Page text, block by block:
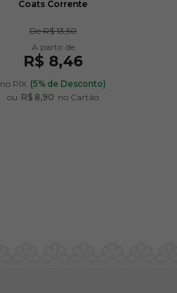
Coats Corrente
DeR$ 13,50
R$ 8,46
no PIX (5% de Desconto)
ou R$ 8,90 no Cartão